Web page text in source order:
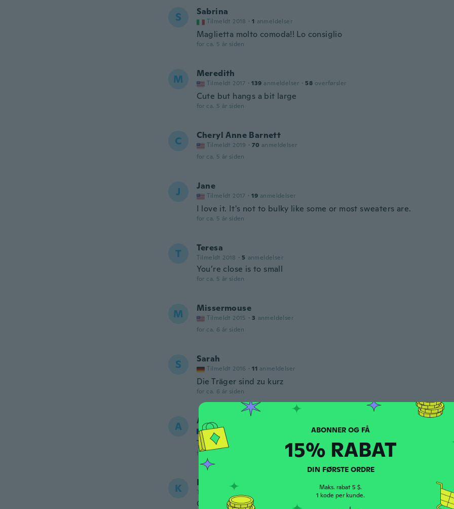
S Sabrina
Tilmeldt 2018 · 1 anmeldelser
Maglietta molto comoda!! Lo consiglio
for ca. 5 år siden
M Meredith
Tilmeldt 2017 · 139 anmeldelser · 58 overførsler
Cute but hangs a bit large
for ca. 5 år siden
C Cheryl Anne Barnett
Tilmeldt 2019 · 70 anmeldelser
for ca. 5 år siden
J Jane
Tilmeldt 2017 · 19 anmeldelser
I love it. It's not to bulky like some or most sweaters are.
for ca. 5 år siden
T Teresa
Tilmeldt 2018 · 5 anmeldelser
You’re close is to small
for ca. 5 år siden
M Missermouse
Tilmeldt 2015 · 3 anmeldelser
for ca. 6 år siden
S Sarah
Tilmeldt 2016 · 11 anmeldelser
Die Träger sind zu kurz
for ca. 6 år siden
A Angelique
Tilmeldt 2016 overførsler
Taille et tombe pas très boen rien a voir avec la photo
for ca. 6 år siden
K Katrina
Tilmeldt 2016
Cheap looking don’t even think I will wear it!!maybe around the
15% RABAT
DIN FØRSTE ORDRE
Maks. rabat 5 $.
1 kode per kunde.